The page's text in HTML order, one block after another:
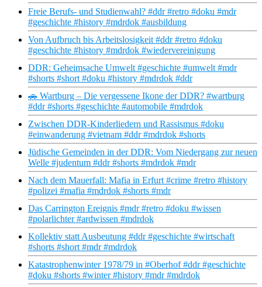
Freie Berufs- und Studienwahl? #ddr #retro #doku #mdr
#geschichte #history #mdrdok #ausbildung
Von Aufbruch bis Arbeitslosigkeit #ddr #retro #doku
#geschichte #history #mdrdok #wiedervereinigung
DDR: Geheimsache Umwelt #geschichte #umwelt #mdr
#shorts #short #doku #history #mdrdok #ddr
🚗 Wartburg – Die vergessene Ikone der DDR? #wartburg
#ddr #shorts #geschichte #automobile #mdrdok
Zwischen DDR-Kinderliedern und Rassismus #doku
#einwanderung #vietnam #ddr #mdrdok #shorts
Jüdische Gemeinden in der DDR: Vom Niedergang zur neuen
Welle #judentum #ddr #shorts #mdrdok #mdr
Nach dem Mauerfall: Mafia in Erfurt #crime #retro #history
#polizei #mafia #mdrdok #shorts #mdr
Das Carrington Ereignis #mdr #retro #doku #wissen
#polarlichter #ardwissen #mdrdok
Kollektiv statt Ausbeutung #ddr #geschichte #wirtschaft
#shorts #short #mdr #mdrdok
Katastrophenwinter 1978/79 in #Oberhof #ddr #geschichte
#doku #shorts #winter #history #mdr #mdrdok